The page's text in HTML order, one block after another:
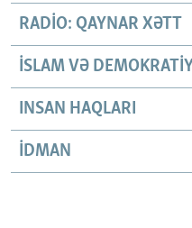
RADIO: QAYNAR XƏTT
İSLAM VƏ
INSAN HAQLARI
İDMAN